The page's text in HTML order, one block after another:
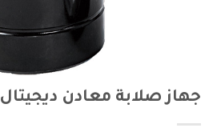
جهاز صلابة معادن ديجيتال HL450W